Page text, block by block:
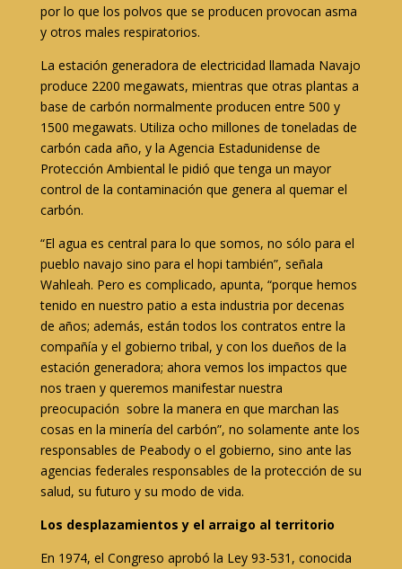
por lo que los polvos que se producen provocan asma
y otros males respiratorios.
La estación generadora de electricidad llamada Navajo
produce 2200 megawats, mientras que otras plantas a
base de carbón normalmente producen entre 500 y
1500 megawats. Utiliza ocho millones de toneladas de
carbón cada año, y la Agencia Estadunidense de
Protección Ambiental le pidió que tenga un mayor
control de la contaminación que genera al quemar el
carbón.
“El agua es central para lo que somos, no sólo para el
pueblo navajo sino para el hopi también”, señala
Wahleah. Pero es complicado, apunta, “porque hemos
tenido en nuestro patio a esta industria por decenas
de años; además, están todos los contratos entre la
compañía y el gobierno tribal, y con los dueños de la
estación generadora; ahora vemos los impactos que
nos traen y queremos manifestar nuestra
preocupación sobre la manera en que marchan las
cosas en la minería del carbón”, no solamente ante los
responsables de Peabody o el gobierno, sino ante las
agencias federales responsables de la protección de su
salud, su futuro y su modo de vida.
Los desplazamientos y el arraigo al territorio
En 1974, el Congreso aprobó la Ley 93-531, conocida